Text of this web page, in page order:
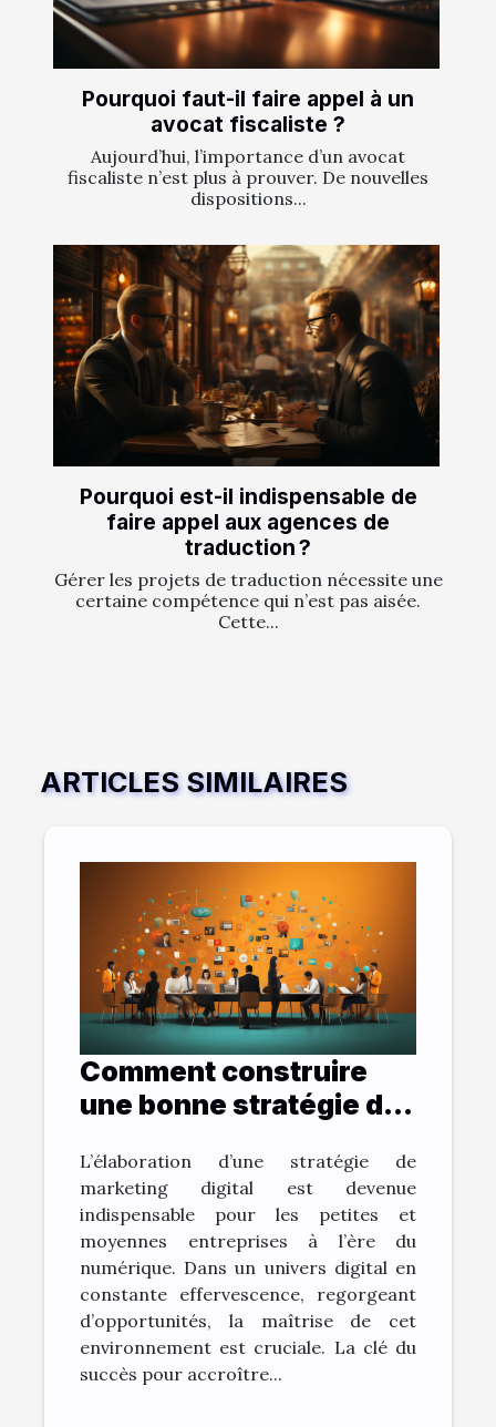
Pourquoi faut-il faire appel à un
avocat fiscaliste ?
Aujourd’hui, l’importance d’un avocat
fiscaliste n’est plus à prouver. De nouvelles
dispositions...
Pourquoi est-il indispensable de
faire appel aux agences de
traduction ?
Gérer les projets de traduction nécessite une
certaine compétence qui n’est pas aisée.
Cette...
ARTICLES SIMILAIRES
Comment construire
une bonne stratégie de
L’élaboration d’une stratégie de
marketing digital est devenue
indispensable pour les petites et
moyennes entreprises à l’ère du
numérique. Dans un univers digital en
constante effervescence, regorgeant
d’opportunités, la maîtrise de cet
environnement est cruciale. La clé du
succès pour accroître...